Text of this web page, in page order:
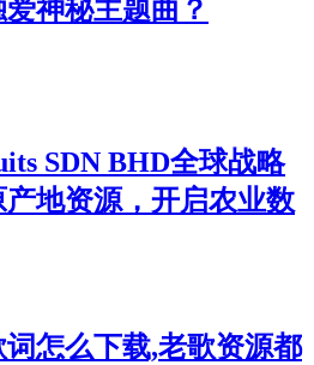
神秘主题曲？
SDN BHD全球战略
地资源，开启农业数
怎么下载,老歌资源都